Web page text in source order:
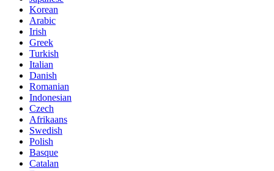
Korean
Arabic
Irish
Greek
Turkish
Italian
Danish
Romanian
Indonesian
Czech
Afrikaans
Swedish
Polish
Basque
Catalan